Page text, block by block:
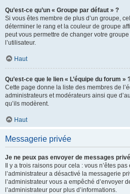
Qu’est-ce qu’un « Groupe par défaut » ?
Si vous êtes membre de plus d’un groupe,
déterminer le rang et la couleur de groupe
peut vous permettre de changer votre
l’utilisateur.
Haut
Qu’est-ce que le lien « L’équipe du forum »
Cette page donne la liste des membres de
administrateurs et modérateurs ainsi que
qu’ils modèrent.
Haut
Messagerie privée
Je ne peux pas envoyer de messages
Il y a trois raisons pour cela : vous n’êtes
l’administrateur a désactivé la messagerie
l’administrateur vous a empêché d’envoyer
l’administrateur pour plus d’informations.